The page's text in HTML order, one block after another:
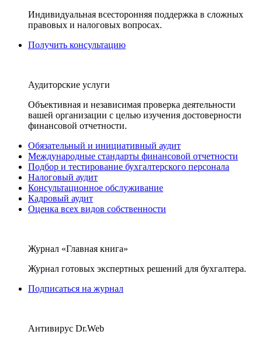
Индивидуальная всесторонняя поддержка в сложных
правовых и налоговых вопросах.
Получить консультацию
Аудиторские услуги
Объективная и независимая проверка деятельности
вашей организации с целью изучения достоверности
финансовой отчетности.
Обязательный и инициативный аудит
Международные стандарты финансовой отчетности
Подбор и тестирование бухгалтерского персонала
Налоговый аудит
Консультационное обслуживание
Кадровый аудит
Оценка всех видов собственности
Журнал «Главная книга»
Журнал готовых экспертных решений для бухгалтера.
Подписаться на журнал
Антивирус Dr.Web